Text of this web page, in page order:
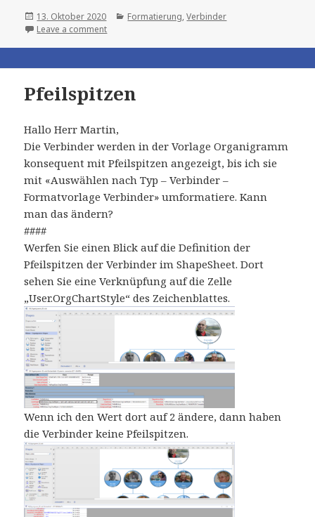
Posted
on
13. Oktober 2020 Categories
Formatierung,Verbinder
Leave a comment
Pfeilspitzen
Hallo Herr Martin,
Die Verbinder werden in der Vorlage Organigramm
konsequent mit Pfeilspitzen angezeigt, bis ich sie
mit «Auswählen nach Typ – Verbinder –
Formatvorlage Verbinder» umformatiere. Kann
man das ändern?
####
Werfen Sie einen Blick auf die Definition der
Pfeilspitzen der Verbinder im ShapeSheet. Dort
sehen Sie eine Verknüpfung auf die Zelle
„User.OrgChartStyle“ des Zeichenblattes.
Wenn ich den Wert dort auf 2 ändere, dann haben
die Verbinder keine Pfeilspitzen.